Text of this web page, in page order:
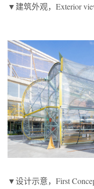
▼建筑外观，Exterior
▼设计示意，First